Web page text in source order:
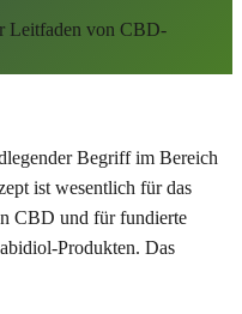
Leitfaden von CBD-
Begriff im Bereich
ist wesentlich für das
CBD und für fundierte
Produkten. Das